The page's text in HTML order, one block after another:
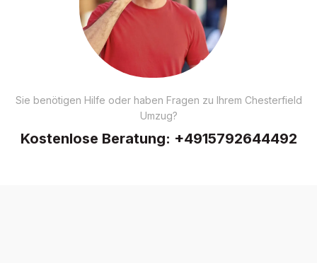
Sie benötigen Hilfe oder haben Fragen zu Ihrem Chesterfield
Umzug?
Kostenlose Beratung: +4915792644492